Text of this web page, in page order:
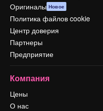
Оригиналы Новое
Политика файлов cookie
Центр доверия
Партнеры
Предприятие
Компания
Цены
О нас